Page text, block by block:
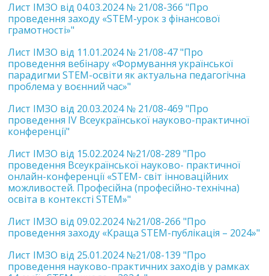
Лист ІМЗО від 04.03.2024 № 21/08-366 "Про
проведення заходу «STEM-урок з фінансової
грамотності»"
Лист ІМЗО від 11.01.2024 № 21/08-47 "Про
проведення вебінару «Формування української
парадигми STEM-освіти як актуальна педагогічна
проблема у воєнний час»"
Лист ІМЗО від 20.03.2024 № 21/08-469 "Про
проведення IV Всеукраїнської науково-практичної
конференції"
Лист ІМЗО від 15.02.2024 №21/08-289 "Про
проведення Всеукраїнської науково- практичної
онлайн-конференції «STEM- світ інноваційних
можливостей. Професійна (професійно-технічна)
освіта в контексті STEM»"
Лист ІМЗО від 09.02.2024 №21/08-266 "Про
проведення заходу «Краща STEM-публікація – 2024»"
Лист ІМЗО від 25.01.2024 №21/08-139 "Про
проведення науково-практичних заходів у рамках